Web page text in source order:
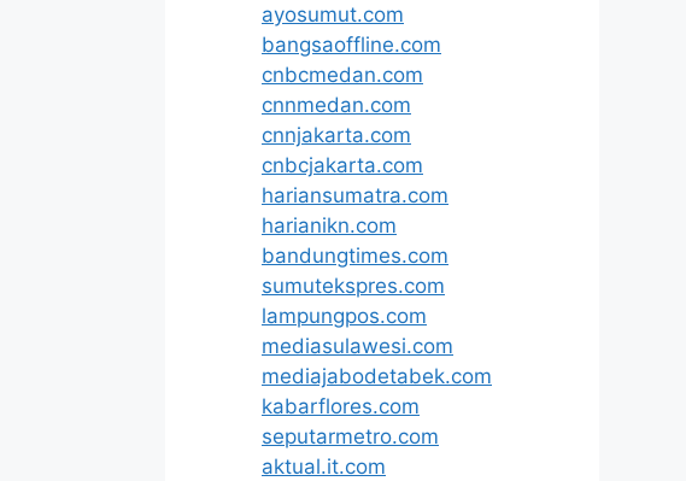
ayosumut.com
bangsaoffline.com
cnbcmedan.com
cnnmedan.com
cnnjakarta.com
cnbcjakarta.com
hariansumatra.com
harianikn.com
bandungtimes.com
sumutekspres.com
lampungpos.com
mediasulawesi.com
mediajabodetabek.com
kabarflores.com
seputarmetro.com
aktual.it.com